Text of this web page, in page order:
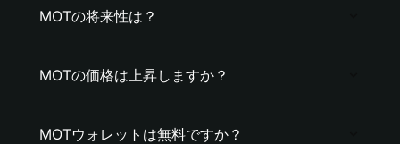
MOTの将来性は？
MOTの価格は上昇しますか？
MOTウォレットは無料ですか？